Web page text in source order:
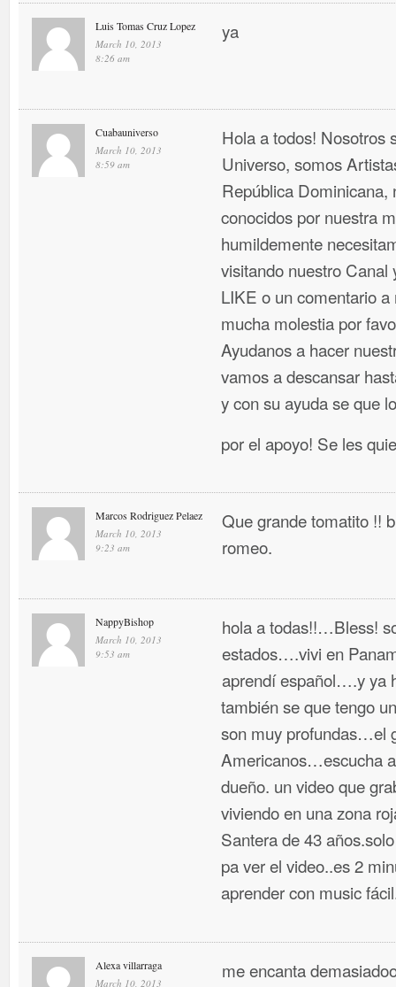
Luis Tomas Cruz Lopez
March 10, 2013
8:26 am
ya
Cuabauniverso
March 10, 2013
8:59 am
Hola a todos! Nosotros
Universo, somos
República Dominicana,
conocidos por nuestra
humildemente
visitando nuestro Canal
LIKE o un comentario
mucha molestia por
Ayudanos a hacer
vamos a descansar
y con su ayuda se que
por el apoyo! Se les
Marcos Rodriguez Pelaez
March 10, 2013
9:23 am
Que grande tomatito !!
romeo.
NappyBishop
March 10, 2013
9:53 am
hola a todas!!…Bless!
estados….vivi en
aprendí español….y ya
también se que tengo
son muy profundas…el
Americanos…escucha
dueño. un video que
viviendo en una zona
Santera de 43
pa ver el video..es 2
aprender con music
Alexa villarraga
March 10, 2013
me encanta